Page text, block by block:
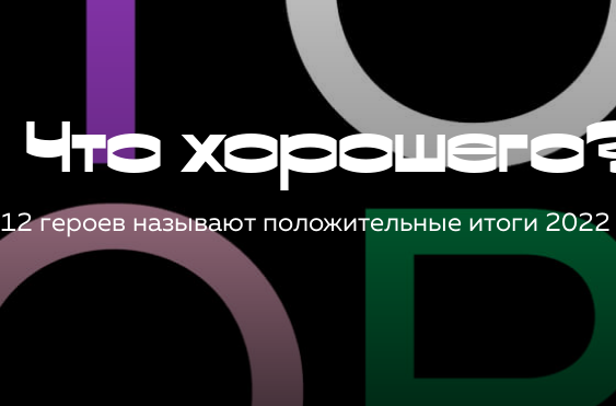
Что
12 героев называют положительные итоги 2022